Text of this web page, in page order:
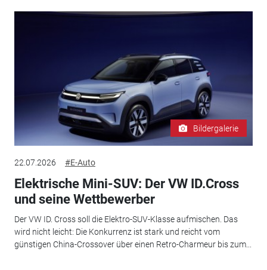
Bildergalerie
22.07.2026 #E-Auto
Elektrische Mini-SUV: Der VW ID.Cross
und seine Wettbewerber
Der VW ID. Cross soll die Elektro-SUV-Klasse aufmischen. Das
wird nicht leicht: Die Konkurrenz ist stark und reicht vom
günstigen China-Crossover über einen Retro-Charmeur bis zum...